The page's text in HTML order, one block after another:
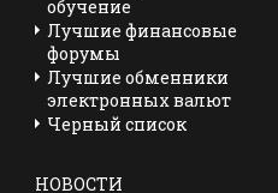
обучение
Лучшие финансовые
форумы
Лучшие обменники
электронных валют
Черный список
НОВОСТИ